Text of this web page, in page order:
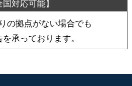
の拠点がない場合でも
承っております。